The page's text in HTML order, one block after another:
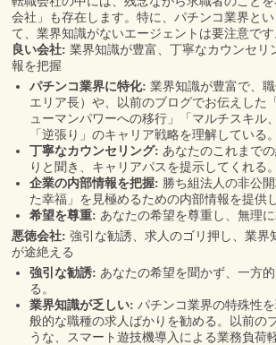
会社」も存在します。特に、パチンコ業界と
て、業界知識がないエージェントは要注意です
良い会社: 業界知識が豊富、丁寧なカウンセリ
報を把握
パチンコ業界に特化: 業界知識が豊富で、
エリア長）や、以前のブログでお伝えした
ューマンパワーへの移行」「マルチスキル
「逆張り」のキャリア戦略を理解している。
丁寧なカウンセリング: あなたのこれまで
りと聞き、キャリアパスを提示してくれる。
企業の内部情報を把握: 勝ち組法人の非公
た幸福」を見極めるための内部情報を提供
希望を尊重: あなたの希望を尊重し、無理に
悪徳会社: 強引な勧誘、求人のゴリ押し、業界
が途絶える
強引な勧誘: あなたの希望を聞かず、一方
る。
業界知識が乏しい: パチンコ業界の特殊性
般的な職種の求人ばかりを勧める。以前の
うな、スマート遊技機導入による業務負荷